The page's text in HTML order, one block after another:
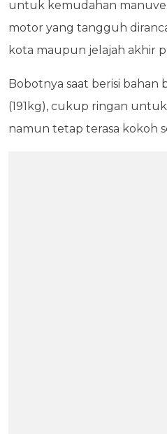
untuk kemudahan
motor yang tangguh
kota maupun jelajah akhir
Bobotnya saat berisi bahan
(191kg), cukup ringan
namun tetap terasa kokoh